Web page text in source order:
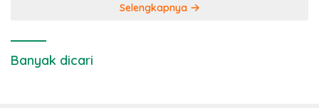
Selengkapnya
Banyak dicari